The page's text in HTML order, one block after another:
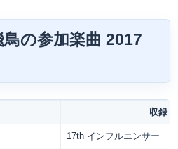
の参加楽曲 2017
収録
17th インフルエンサー